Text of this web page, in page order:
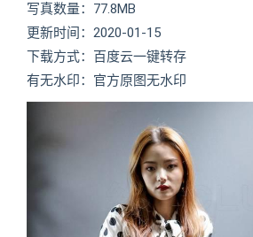
写真数量：77.8MB
更新时间：2020-01-15
下载方式：百度云一键转存
有无水印：官方原图无水印